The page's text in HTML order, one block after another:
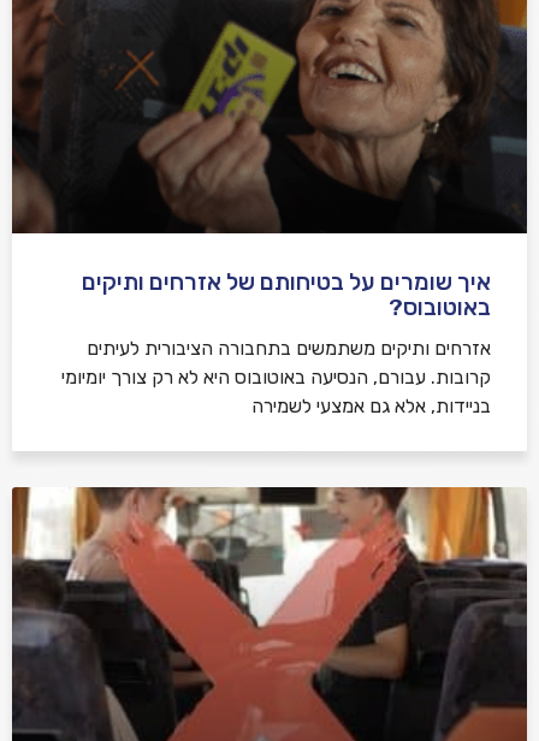
איך שומרים על בטיחותם של אזרחים ותיקים
באוטובוס?
אזרחים ותיקים משתמשים בתחבורה הציבורית לעיתים
קרובות. עבורם, הנסיעה באוטובוס היא לא רק צורך יומיומי
בניידות, אלא גם אמצעי לשמירה